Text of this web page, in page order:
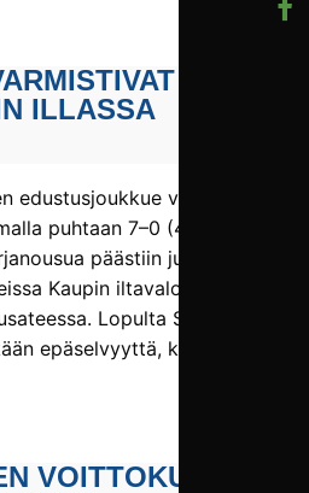
SARJA­
ILLASSA
edustusjoukkue varmisti
puhtaan 7–0 (4–0) -voiton
päästiin juhlimaan
Kaupin iltavaloissa
Lopulta Sinipaidat
epäselvyyttä, kuka on
VOITTO­KULKU